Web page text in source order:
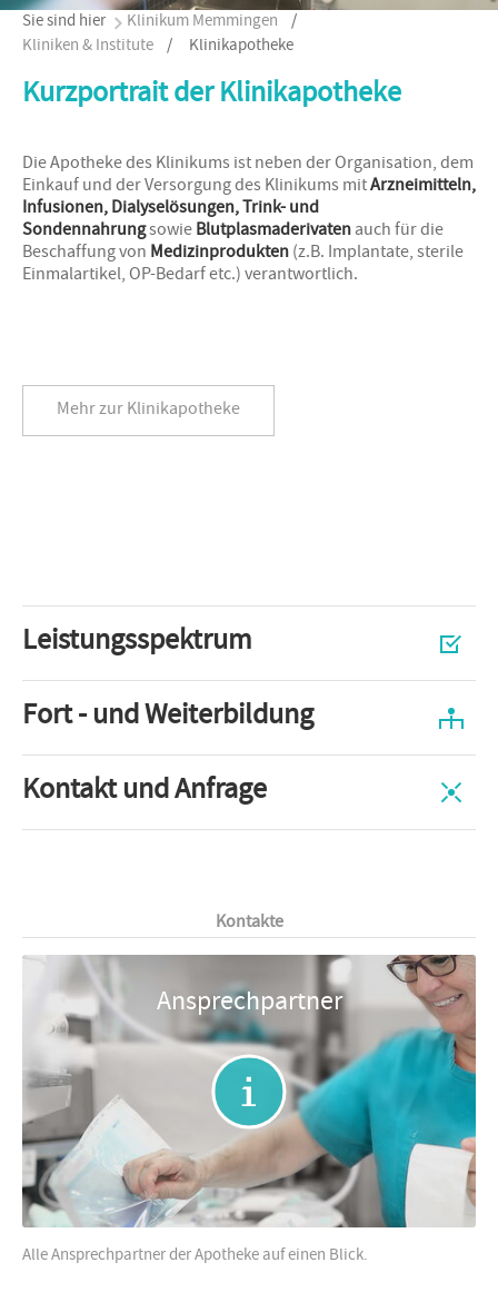
Sie sind hier Klinikum Memmingen /
Kliniken & Institute / Klinikapotheke
Kurzportrait der Klinikapotheke
Die Apotheke des Klinikums ist neben der Organisation, dem
Einkauf und der Versorgung des Klinikums mitArzneimitteln,
Infusionen, Dialyselösungen, Trink- und
SondennahrungsowieBlutplasmaderivatenauch für die
Beschaffung von Medizinprodukten(z.B. Implantate, sterile
Einmalartikel, OP-Bedarf etc.) verantwortlich.
Mehr zur Klinikapotheke
Leistungsspektrum
Fort - und Weiterbildung
Kontakt und Anfrage
Kontakte
Ansprechpartner
Alle Ansprechpartner der Apotheke auf einen Blick.